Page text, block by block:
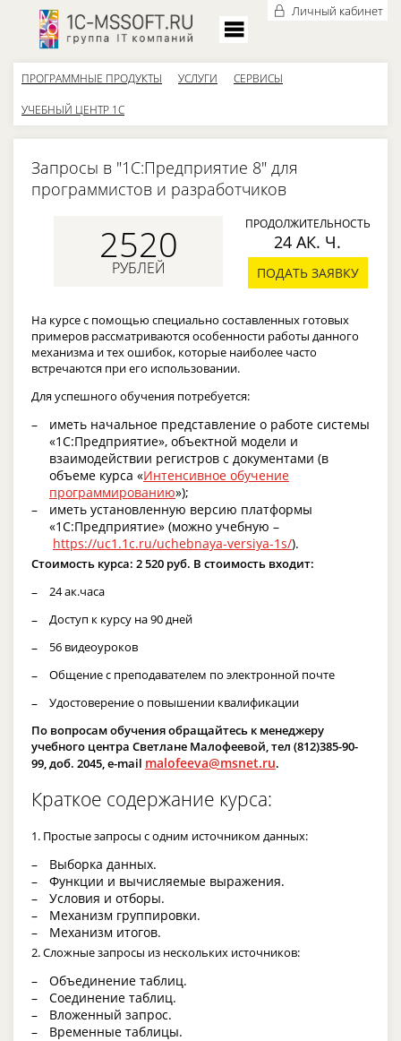
Личный кабинет
ПРОГРАММНЫЕ ПРОДУКТЫ УСЛУГИ СЕРВИСЫ
УЧЕБНЫЙ ЦЕНТР 1С
Запросы в "1С:Предприятие 8" для
программистов и разработчиков
2520
РУБЛЕЙ
ПРОДОЛЖИТЕЛЬНОСТЬ
24 АК. Ч.
ПОДАТЬ ЗАЯВКУ
На курсе с помощью специально составленных готовых
примеров рассматриваются особенности работы данного
механизма и тех ошибок, которые наиболее часто
встречаются при его использовании.
Для успешного обучения потребуется:
иметь начальное представление о работе системы
«1С:Предприятие», объектной модели и
взаимодействии регистров с документами (в
объеме курса «Интенсивное обучение
программированию»);
иметь установленную версию платформы
«1С:Предприятие» (можно учебную –
https://uc1.1c.ru/uchebnaya-versiya-1s/).
Стоимость курса: 2 520 руб. В стоимость входит:
24 ак.часа
Доступ к курсу на 90 дней
56 видеоуроков
Общение с преподавателем по электронной почте
Удостоверение о повышении квалификации
По вопросам обучения обращайтесь к менеджеру
учебного центра Светлане Малофеевой, тел (812)385-90-
99, доб. 2045, e-mail malofeeva@msnet.ru.
Краткое содержание курса:
1. Простые запросы с одним источником данных:
Выборка данных.
Функции и вычисляемые выражения.
Условия и отборы.
Механизм группировки.
Механизм итогов.
2. Сложные запросы из нескольких источников:
Объединение таблиц.
Соединение таблиц.
Вложенный запрос.
Временные таблицы.